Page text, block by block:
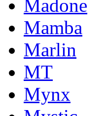
Madone
Mamba
Marlin
MT
Mynx